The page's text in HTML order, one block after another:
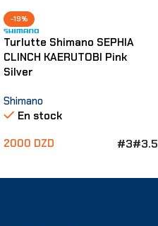
-19%
Turlutte Shimano SEPHIA
CLINCH KAERUTOBI Pink
Silver
Shimano
En stock
2000 DZD #3#3.5